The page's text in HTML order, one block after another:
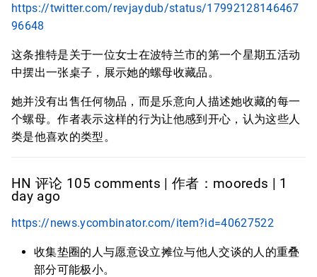
https://twitter.com/revjaydub/status/17992128146467
96648
这条推特是关于一位女士在波特兰市的第一个星期五活动
中摆出一张桌子，展示她的螺母收藏品。
她并没有出售任何物品，而是乐意向人描述她收藏的每一
个螺母。作者表示这样的行为让他感到开心，认为这些人
类是他喜欢的类型。
HN 评论 105 comments | 作者：mooreds | 1
day ago
https://news.ycombinator.com/item?id=40627522
收集垫圈的人与愿意设立摊位与他人交谈的人的重叠
部分可能极小。